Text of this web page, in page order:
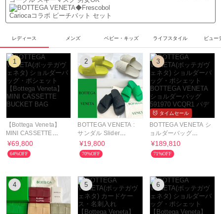
レディース メンズ ベビー・キッズ ライフスタイル ビュー
1
【Bottega Veneta】
MINI CASSETTE
BUCKET BAG
¥69,800
64%OFF
2
BOTTEGA VENETA :
サンダル Slider
Sandal Rubber
Carpet
¥19,800
70%OFF
3
タイムセール
BOTTEGA VENETA シ
ョルダーバッグ
591970 VCQR1 パデ
ッド
¥189,810
71%OFF
4 5 6